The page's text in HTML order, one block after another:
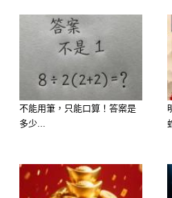
不能用筆，只能口算！答案是
多少...